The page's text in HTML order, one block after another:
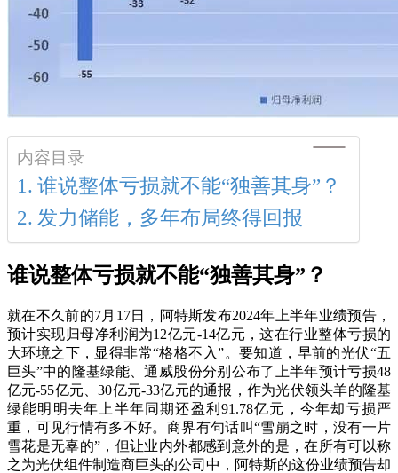
内容目录
谁说整体亏损就不能“独善其身”？
发力储能，多年布局终得回报
谁说整体亏损就不能“独善其身”？
就在不久前的7月17日，阿特斯发布2024年上半年业绩预告，
预计实现归母净利润为12亿元-14亿元，这在行业整体亏损的
大环境之下，显得非常“格格不入”。要知道，早前的光伏“五
巨头”中的隆基绿能、通威股份分别公布了上半年预计亏损48
亿元-55亿元、30亿元-33亿元的通报，作为光伏领头羊的隆基
绿能明明去年上半年同期还盈利91.78亿元，今年却亏损严
重，可见行情有多不好。商界有句话叫“雪崩之时，没有一片
雪花是无辜的”，但让业内外都感到意外的是，在所有可以称
之为光伏组件制造商巨头的公司中，阿特斯的这份业绩预告却